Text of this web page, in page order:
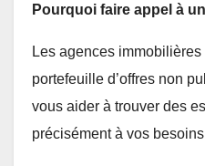
Pourquoi faire appel à
Les agences
portefeuille d’offres non
vous aider à trouver des
précisément à vos